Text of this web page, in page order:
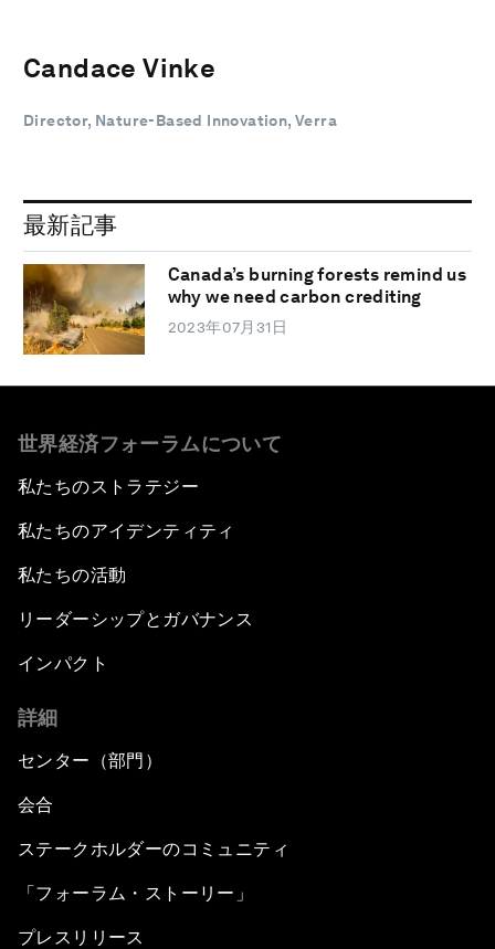
Candace Vinke
Director, Nature-Based Innovation, Verra
最新記事
Canada’s burning forests remind us
why we need carbon crediting
2023年07月31日
世界経済フォーラムについて
私たちのストラテジー
私たちのアイデンティティ
私たちの活動
リーダーシップとガバナンス
インパクト
詳細
センター（部門）
会合
ステークホルダーのコミュニティ
「フォーラム・ストーリー」
プレスリリース